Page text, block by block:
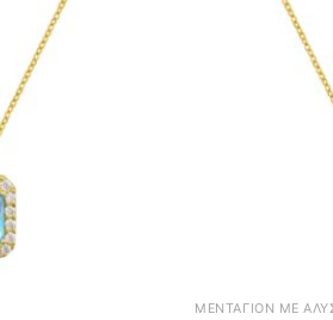
ΜΕΝΤΑΓΙΌΝ ΜΕ